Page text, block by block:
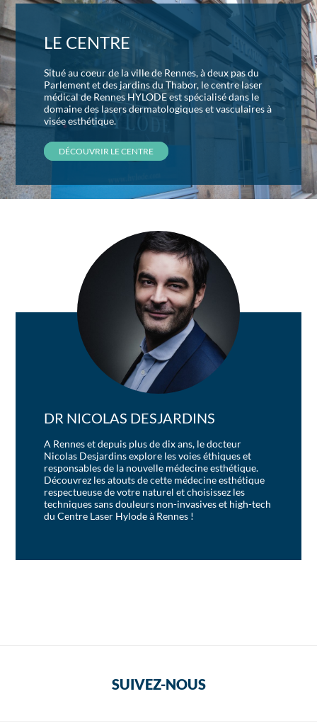
LE CENTRE
Situé au coeur de la ville de Rennes, à deux pas du
Parlement et des jardins du Thabor, le centre laser
médical de Rennes HYLODE est spécialisé dans le
domaine des lasers dermatologiques et vasculaires à
visée esthétique.
DÉCOUVRIR LE CENTRE
DR NICOLAS DESJARDINS
A Rennes et depuis plus de dix ans, le docteur
Nicolas Desjardins explore les voies éthiques et
responsables de la nouvelle médecine esthétique.
Découvrez les atouts de cette médecine esthétique
respectueuse de votre naturel et choisissez les
techniques sans douleurs non-invasives et high-tech
du Centre Laser Hylode à Rennes !
SUIVEZ-NOUS